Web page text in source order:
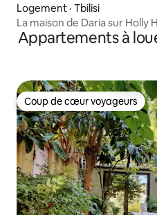
Logement · Tbilisi
La maison de Daria sur Holly
Appartements à
Coup de cœur voyageurs
Coup de cœur voyageurs